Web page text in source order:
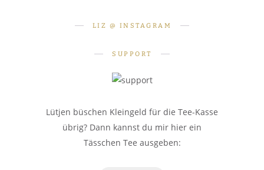
Teil 1: Grundlagen
das für mich?
LIZ @ INSTAGRAM
SUPPORT
Lütjen büschen Kleingeld für die Tee-Kasse
übrig? Dann kannst du mir hier ein
Tässchen Tee ausgeben: